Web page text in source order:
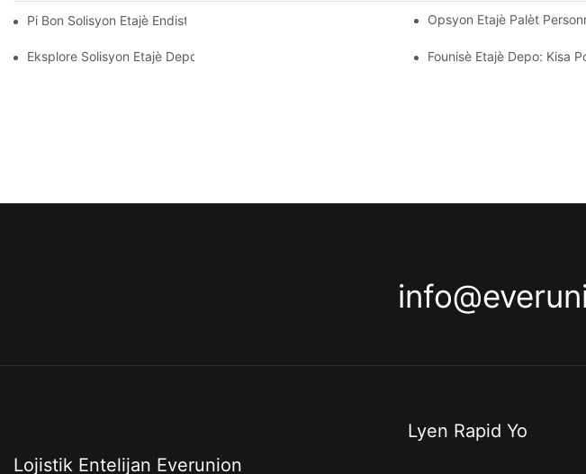
Pi Bon Solisyon Etajè Endistriyèl Pou Jesyon Depo Efikas Opsyon Etajè Palèt
Eksplore Solisyon Etajè Depo Efikas Pou Chak Endistri Founisè Etajè Depo: Kisa
Lojistik Entelijan Everunion
Lyen Rapid Yo